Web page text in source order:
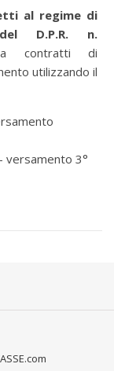
al regime di
D.P.R. n.
contratti di
utilizzando il
versamento 3°